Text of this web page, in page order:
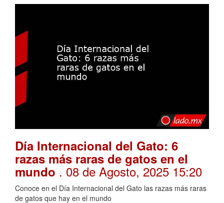
Día Internacional del Gato: 6
razas más raras de gatos en el
mundo . 08 de Agosto, 2025 15:20
Conoce en el Día Internacional del Gato las razas más raras
de gatos que hay en el mundo